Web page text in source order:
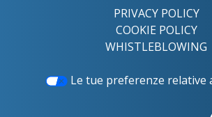
PRIVACY POLICY
COOKIE POLICY
WHISTLEBLOWING
Le tue preferenze relative